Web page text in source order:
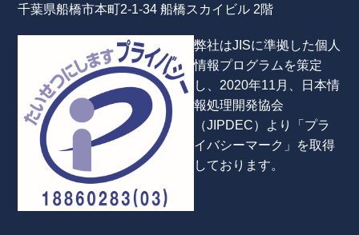
千葉県船橋市本町2-1-34 船橋スカイビル 2階
弊社はJISに準拠した個人
情報プログラムを策定
し、2020年11月、日本情
報処理開発協会
（JIPDEC）より「プラ
イバシーマーク」を取得
しております。